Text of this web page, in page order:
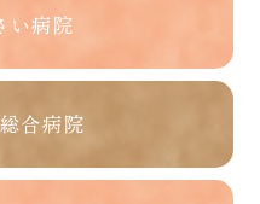
い病院
合病院